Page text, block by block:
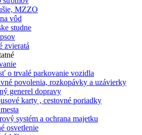
MZZO
vôd
studne
zvieratá
o trvalé parkovanie vozidla
povolenia, rozkopávky a uzávierky
generel dopravy
karty , cestovné poriadky
systém a ochrana majetku
osvetlenie